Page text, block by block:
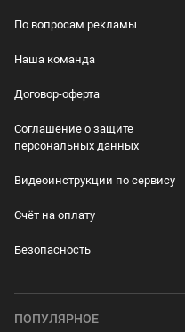
По вопросам рекламы
Наша команда
Договор-оферта
Соглашение о защите
персональных данных
Видеоинструкции по сервису
Счёт на оплату
Безопасность
ПОПУЛЯРНОЕ